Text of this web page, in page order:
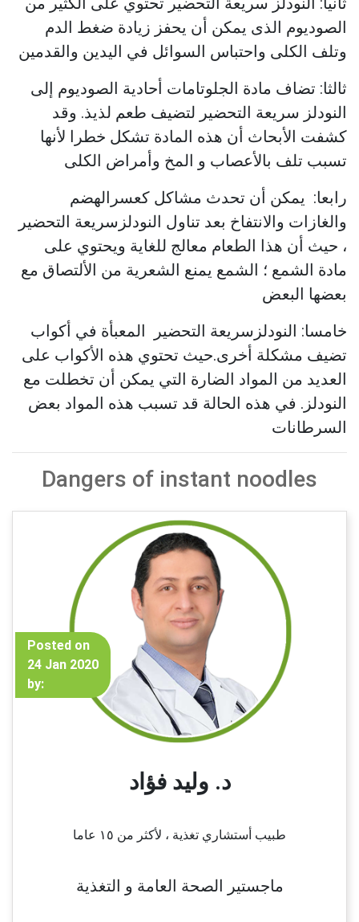
الصوديوم الذى يمكن أن يحفز زيادة ضغط الدم
وتلف الكلى واحتباس السوائل في اليدين والقدمين
ثالثا: تضاف مادة الجلوتامات أحادية الصوديوم إلى
النودلز سريعة التحضير لتضيف طعم لذيذ. وقد
كشفت الأبحاث أن هذه المادة تشكل خطرا لأنها
تسبب تلف بالأعصاب و المخ وأمراض الكلى
رابعا: يمكن أن تحدث مشاكل كعسرالهضم
والغازات والانتفاخ بعد تناول النودلزسريعة التحضير
، حيث أن هذا الطعام معالج للغاية ويحتوي على
مادة الشمع ؛ الشمع يمنع الشعرية من الألتصاق مع
بعضها البعض
خامسا: النودلزسريعة التحضير المعبأة في أكواب
تضيف مشكلة أخرى.حيث تحتوي هذه الأكواب على
العديد من المواد الضارة التي يمكن أن تخطلت مع
النودلز. في هذه الحالة قد تسبب هذه المواد بعض
السرطانات
Dangers of instant noodles
د. وليد فؤاد
طبيب أستشاري تغذية ، لأكثر من ١٥ عاما
ماجستير الصحة العامة و التغذية
Posted on
24 Jan 2020
by: